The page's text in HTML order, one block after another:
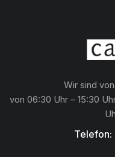
Wir sind
von 06:30 Uhr – 15:30